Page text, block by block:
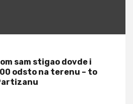
sam stigao dovde i
odsto na terenu – to